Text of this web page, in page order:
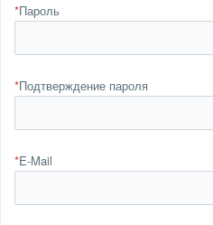
*Пароль
*Подтверждение пароля
*E-Mail